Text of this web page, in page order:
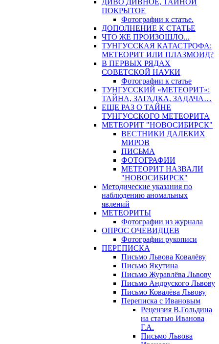
ДИВО ДИВНОЕ, ТАЙНОЙ
ПОКРЫТОЕ
Фотографии к статье.
ДОПОЛНЕНИЕ К СТАТЬЕ
ЧТО ЖЕ ПРОИЗОШЛО...
ТУНГУССКАЯ КАТАСТРОФА:
МЕТЕОРИТ ИЛИ ПЛАЗМОИД?
В ПЕРВЫХ РЯДАХ
СОВЕТСКОЙ НАУКИ
Фотографии к статье
ТУНГУССКИЙ «МЕТЕОРИТ»:
ТАЙНА, ЗАГАДКА, ЗАДАЧА…
ЕЩЕ РАЗ О ТАЙНЕ
ТУНГУССКОГО МЕТЕОРИТА
МЕТЕОРИТ "НОВОСИБИРСК"
ВЕСТНИКИ ДАЛЕКИХ
МИРОВ
ПИСЬМА
ФОТОГРАФИИ
МЕТЕОРИТ НАЗВАЛИ
"НОВОСИБИРСК"
Методические указания по
наблюдению аномальных
явлений
МЕТЕОРИТЫ
Фотографии из журнала
ОПРОС ОЧЕВИДЦЕВ
Фотографии рукописи
ПЕРЕПИСКА
Письмо Львова Ковалёву
Письмо Якутина
Письмо Журавлёва Львову
Письмо Андруского Львову
Письмо Ковалёва Львову
Переписка с Ивановым
Рецензия В.Гольдина
на статью Иванова
Г.А.
Письмо Львова